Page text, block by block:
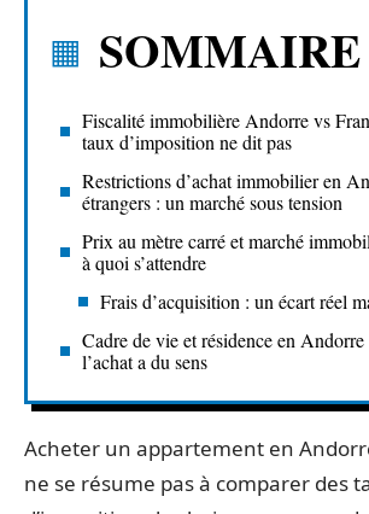
SOMMAIRE
Fiscalité immobilière Andorre vs
taux d’imposition ne dit pas
Restrictions d’achat immobilier en
étrangers : un marché sous tension
Prix au mètre carré et marché
à quoi s’attendre
Frais d’acquisition : un écart réel
Cadre de vie et résidence en
l’achat a du sens
Acheter un appartement en
ne se résume pas à comparer des